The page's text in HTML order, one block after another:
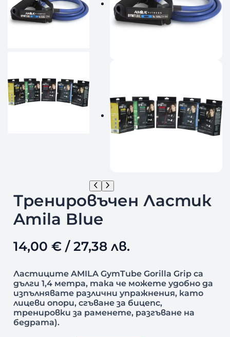
Тренировъчен Ластик
Amila Blue
14,00 €/ 27,38 лв.
Ластиците AMILA GymTube Gorilla Grip са
дълги 1,4 метра, така че можете удобно да
изпълнявате различни упражнения, като
лицеви опори, сгъване за бицепс,
тренировки за раменете, разгъване на
бедрата).